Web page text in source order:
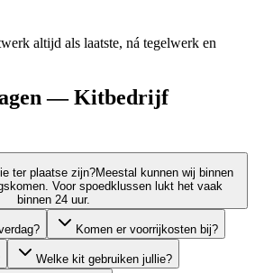
altijd als laatste, ná tegelwerk en
— Kitbedrijf
ter plaatse zijn?Meestal kunnen wij binnen
Voor spoedklussen lukt het vaak
binnen 24 uur.
Komen er voorrijkosten bij?
Welke kit gebruiken jullie?